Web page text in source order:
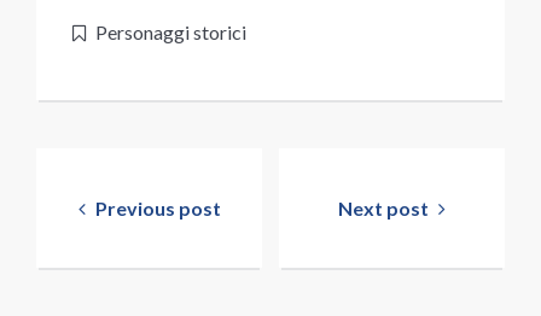
Personaggi storici
articoliPrevious post Next post